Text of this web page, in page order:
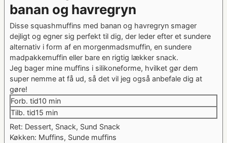
banan og havregryn
Disse squashmuffins med banan og havregryn smager
dejligt og egner sig perfekt til dig, der leder efter et sundere
alternativ i form af en morgenmadsmuffin, en sundere
madpakkemuffin eller bare en rigtig lækker snack.
Jeg bager mine muffins i silikoneforme, hvilket gør dem
super nemme at få ud, så det vil jeg også anbefale dig at
gøre!
Forb. tid10 minutter
min
Tilb. tid15 minutter
min
Ret: Dessert, Snack, Sund Snack
Køkken: Muffins, Sunde muffins